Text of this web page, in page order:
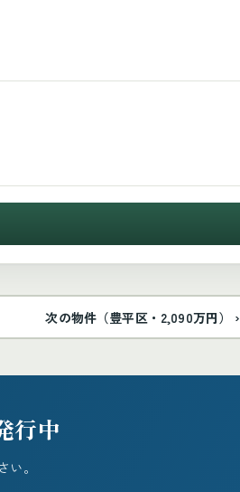
次の物件（豊平区・2,090万円） ›
行中
。